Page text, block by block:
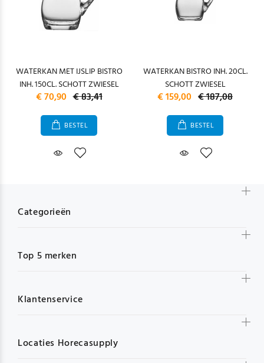
WATERKAN MET IJSLIP BISTRO
INH. 150CL. SCHOTT ZWIESEL
€ 70,90 € 83,41
BESTEL
WATERKAN BISTRO INH. 20CL.
SCHOTT ZWIESEL
€ 159,00 € 187,08
BESTEL
Categorieën
Top 5 merken
Klantenservice
Locaties Horecasupply